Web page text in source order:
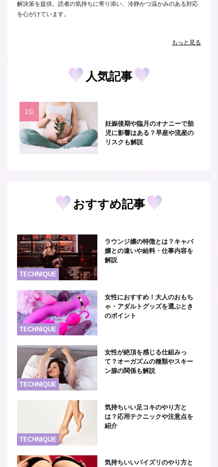
解決策を提供。読者の気持ちに寄り添い、冷静かつ温かみのある対応
を心がけています。
もっと見る
人気記事
妊娠後期や臨月のオナニーで胎
児に影響はある？早産や流産の
リスクも解説
おすすめ記事
TECHNIQUE
ラウンジ嬢の特徴とは？キャバ
嬢との違いや給料・仕事内容を
解説
TECHNIQUE
女性におすすめ！大人のおもち
ゃ・アダルトグッズを選ぶとき
のポイント
TECHNIQUE
女性が絶頂を感じる仕組みっ
て？オーガズムの種類やスキー
ン腺の関係も解説
TECHNIQUE
気持ちいい足コキのやり方と
は？応用テクニックや注意点を
紹介
気持ちいいパイズリのやり方と